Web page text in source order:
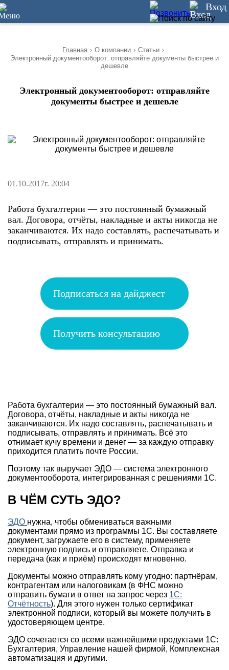
10 Вход
Главная › О компании › Статьи ›
Электронный документооборот: отправляйте документы быстрее и
дешевле
Электронный документооборот: отправляйте
документы быстрее и дешевле
01.10.2017г. 20:04
Работа бухгалтерии — это постоянный бумажный
вал. Договора, отчёты, накладные и акты никогда не
заканчиваются. Их надо составлять, распечатывать и
подписывать, отправлять и принимать.
Подписаться на дайджест
Получить консультацию
Работа бухгалтерии — это постоянный бумажный вал.
Договора, отчёты, накладные и акты никогда не
заканчиваются. Их надо составлять, распечатывать и
подписывать, отправлять и принимать. Всё это
отнимает кучу времени и денег — за каждую отправку
приходится платить почте России.
Поэтому так выручает ЭДО — система электронного
документооборота, интегрированная с решениями 1С.
В ЧЁМ СУТЬ ЭДО?
ЭДО нужна, чтобы обмениваться важными
документами прямо из программы 1С. Вы составляете
документ, загружаете его в систему, применяете
электронную подпись и отправляете. Отправка и
передача (как и приём) происходят мгновенно.
Документы можно отправлять кому угодно: партнёрам,
контрагентам или налоговикам (в ФНС можно
отправить бумаги в ответ на запрос через 1С:
Отчётность). Для этого нужен только сертификат
электронной подписи, который вы можете получить в
удостоверяющем центре.
ЭДО сочетается со всеми важнейшими продуктами 1С:
Бухгалтерия, Управление нашей фирмой, Комплексная
автоматизация и другими.